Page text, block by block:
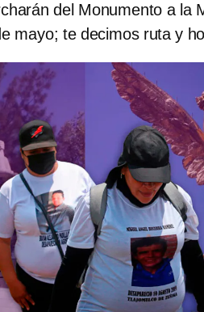
del Monumento a la
mayo; te decimos ruta y